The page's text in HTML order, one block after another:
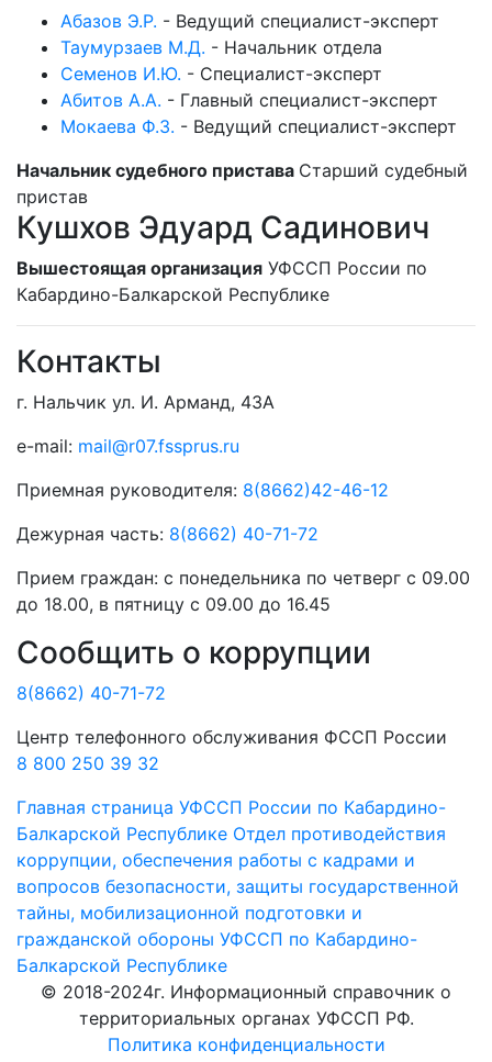
Абазов Э.Р. - Ведущий специалист-эксперт
Таумурзаев М.Д. - Начальник отдела
Семенов И.Ю. - Специалист-эксперт
Абитов А.А. - Главный специалист-эксперт
Мокаева Ф.З. - Ведущий специалист-эксперт
Начальник судебного пристава Старший судебный
пристав
Кушхов Эдуард Садинович
Вышестоящая организация УФССП России по
Кабардино-Балкарской Республике
Контакты
г. Нальчик ул. И. Арманд, 43А
e-mail: mail@r07.fssprus.ru
Приемная руководителя: 8(8662)42-46-12
Дежурная часть: 8(8662) 40-71-72
Прием граждан: с понедельника по четверг с 09.00
до 18.00, в пятницу с 09.00 до 16.45
Сообщить о коррупции
8(8662) 40-71-72
Центр телефонного обслуживания ФССП России
8 800 250 39 32
Главная страница УФССП России по Кабардино-
Балкарской Республике Отдел противодействия
коррупции, обеспечения работы с кадрами и
вопросов безопасности, защиты государственной
тайны, мобилизационной подготовки и
гражданской обороны УФССП по Кабардино-
Балкарской Республике
© 2018-2024г. Информационный справочник о
территориальных органах УФССП РФ.
Политика конфиденциальности